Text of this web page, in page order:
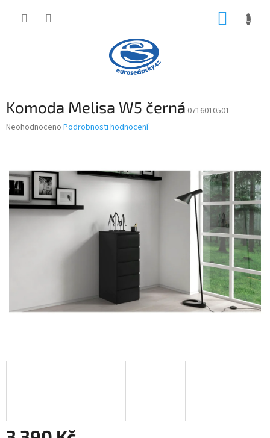
Komoda Melisa W5 černá 0716010501
Průměrné
0,0
z
5
hvězdiček.
Neohodnoceno Podrobnosti hodnocení